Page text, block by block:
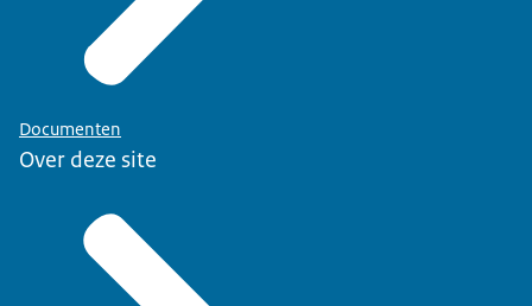
Documenten
Over deze site